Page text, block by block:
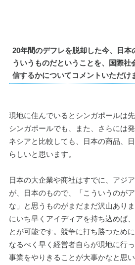
20年間のデフレを脱却した今、日本
ういうものだということを、国際社
信するかについてコメントいただけ
現地に住んでいるとシンガポールは
シンガポールでも、また、さらには
ネシアと比較しても、日本の商品、
らしいと思います。
日本の大企業や商社はすでに、アジ
が、日本のもので、「こういうのが
な」と思うものがまだまだ沢山あり
にいち早くアイディアを持ち込めば
とが可能です。競争に打ち勝つため
なるべく早く経営者自らが現地に行
事業をやりきることが大事かなと思い